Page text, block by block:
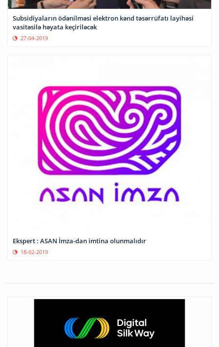
Subsidiyaların ödənilməsi elektron kənd təsərrüfatı layihəsi
vasitəsilə həyata keçiriləcək
27-04-2019
Ekspert : ASAN İmza-dan imtina olunmalıdır
18-02-2019